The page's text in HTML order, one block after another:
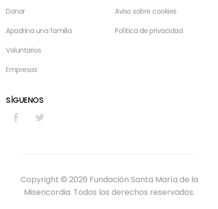
Donar
Apadrina una familia
Voluntarios
Empresas
Aviso sobre cookies
Política de privacidad
SÍGUENOS
Copyright © 2026 Fundación Santa María de la
Misericordia. Todos los derechos reservados.